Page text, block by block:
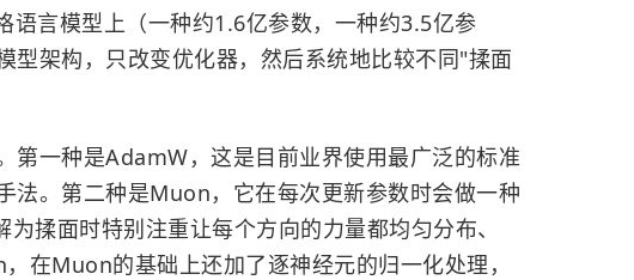
语言模型上（一种约1.6亿参数，一种约3.5亿参
型架构，只改变优化器，然后系统地比较不同"揉面
第一种是AdamW，这是目前业界使用最广泛的标准
法。第二种是Muon，它在每次更新参数时会做一种
揉面时特别注重让每个方向的力量都均匀分布、
在Muon的基础上还加了逐神经元的归一化处理，